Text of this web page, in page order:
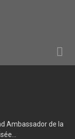
Ambassador de la